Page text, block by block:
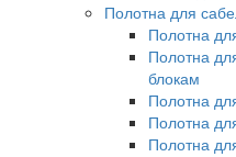
Полотна для
Полотна
Полотна
блокам
Полотна
Полотна
Полотна